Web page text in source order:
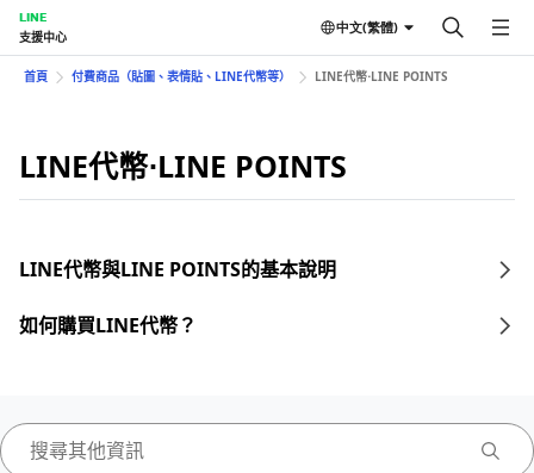
LINE
支援中心
中文(繁體)
首頁 付費商品（貼圖、表情貼、LINE代幣等） LINE代幣⋅LINE POINTS
LINE代幣⋅LINE POINTS
LINE代幣與LINE POINTS的基本說明
如何購買LINE代幣？